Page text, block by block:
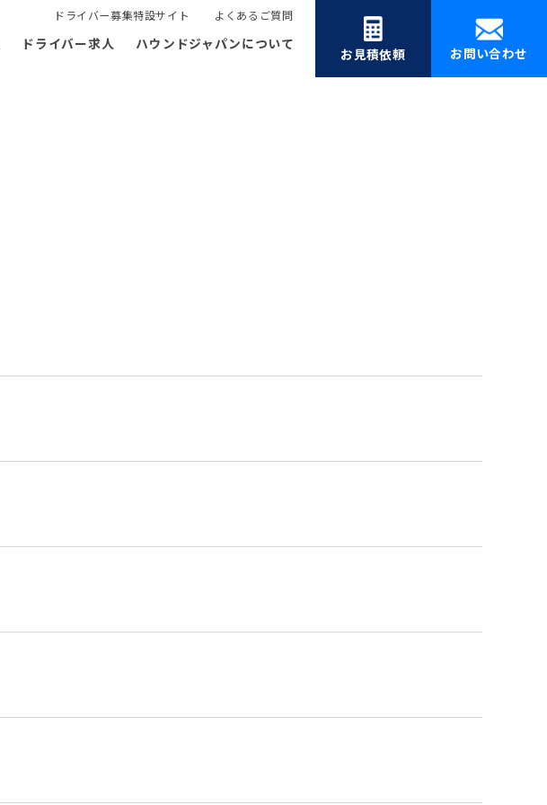
ドライバー募集特設サイト よくあるご質問
ドライバー求人 ハウンドジャパンについて
お見積依頼 お問い合わせ